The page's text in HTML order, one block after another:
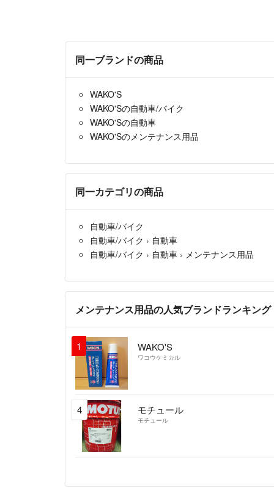
同一ブランドの商品
WAKO'S
WAKO'Sの自動車/バイク
WAKO'Sの自動車
WAKO'Sのメンテナンス用品
同一カテゴリの商品
自動車/バイク
自動車/バイク › 自動車
自動車/バイク › 自動車 › メンテナンス用品
メンテナンス用品の人気ブランドランキング
1 WAKO'S
ワコウケミカル
4 モチュール
モチュール